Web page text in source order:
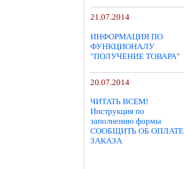
21.07.2014
ИНФОРМАЦИЯ ПО
ФУНКЦИОНАЛУ
"ПОЛУЧЕНИЕ ТОВАРА"
20.07.2014
ЧИТАТЬ ВСЕМ!
Инструкция по
заполнению формы
СООБЩИТЬ ОБ ОПЛАТЕ
ЗАКАЗА